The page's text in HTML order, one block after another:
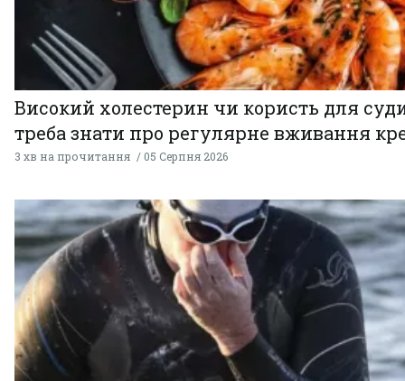
Високий холестерин чи користь для
треба знати про регулярне вживання
3 хв на прочитання 05 Серпня 2026